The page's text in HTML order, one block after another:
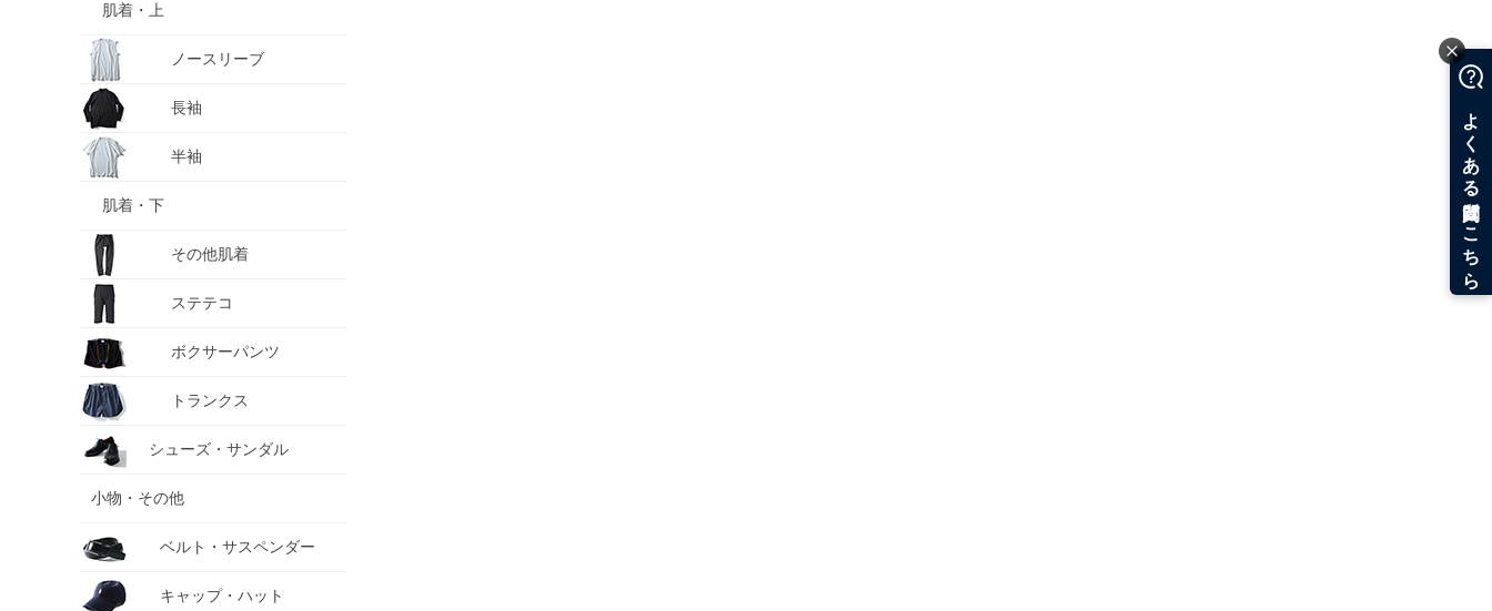
肌着・上
ノースリーブ
長袖
半袖
肌着・下
その他肌着
ステテコ
ボクサーパンツ
トランクス
シューズ・サンダル
小物・その他
ベルト・サスペンダー
キャップ・ハット